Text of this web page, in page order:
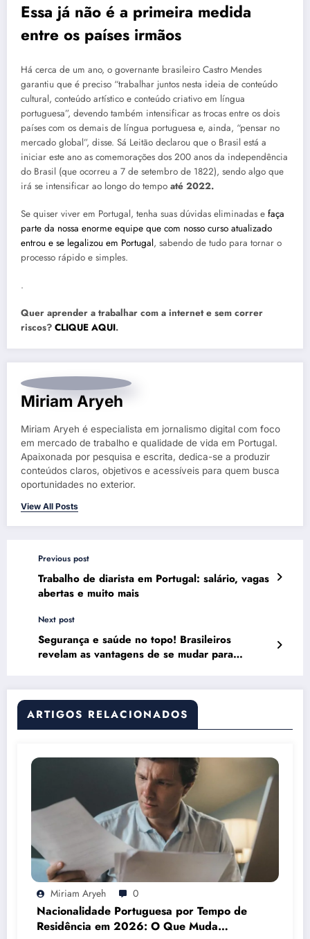
Essa já não é a primeira medida
entre os países irmãos
Há cerca de um ano, o governante brasileiro Castro Mendes
garantiu que é preciso “trabalhar juntos nesta ideia de conteúdo
cultural, conteúdo artístico e conteúdo criativo em língua
portuguesa”, devendo também intensificar as trocas entre os dois
países com os demais de língua portuguesa e, ainda, “pensar no
mercado global”, disse. Sá Leitão declarou que o Brasil está a
iniciar este ano as comemorações dos 200 anos da independência
do Brasil (que ocorreu a 7 de setembro de 1822), sendo algo que
irá se intensificar ao longo do tempo até 2022.
Se quiser viver em Portugal, tenha suas dúvidas eliminadas e faça
parte da nossa enorme equipe que com nosso curso atualizado
entrou e se legalizou em Portugal, sabendo de tudo para tornar o
processo rápido e simples.
.
Quer aprender a trabalhar com a internet e sem correr
riscos? CLIQUE AQUI.
Miriam Aryeh
Miriam Aryeh é especialista em jornalismo digital com foco
em mercado de trabalho e qualidade de vida em Portugal.
Apaixonada por pesquisa e escrita, dedica-se a produzir
conteúdos claros, objetivos e acessíveis para quem busca
oportunidades no exterior.
View All Posts
Previous post
Trabalho de diarista em Portugal: salário, vagas
abertas e muito mais
Next post
Segurança e saúde no topo! Brasileiros
revelam as vantagens de se mudar para
ARTIGOS RELACIONADOS
Miriam Aryeh 0
Nacionalidade Portuguesa por Tempo de
Residência em 2026: O Que Muda